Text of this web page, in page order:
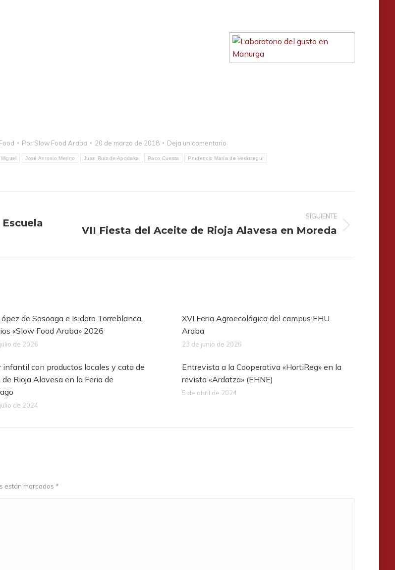
Por Slow Food Araba 20 de marzo de 2018
Deja un comentario
José Antonio Merino Juan Ruiz de Apodaka Paco Cuesta Prudencio María de Verástegui
SIGUIENTE
Publicación
VII Fiesta del Aceite de Rioja Alavesa en Moreda
de Sosoaga e Isidoro Torreblanca,
«Slow Food Araba» 2026
de 2026
XVI Feria Agroecológica del campus EHU
Araba
23 de junio de 2026
infantil con productos locales y cata de
Rioja Alavesa en la Feria de
de 2024
Entrevista a la Cooperativa «HortiReg» en la
revista «Ardatza» (EHNE)
5 de abril de 2024
están marcados *